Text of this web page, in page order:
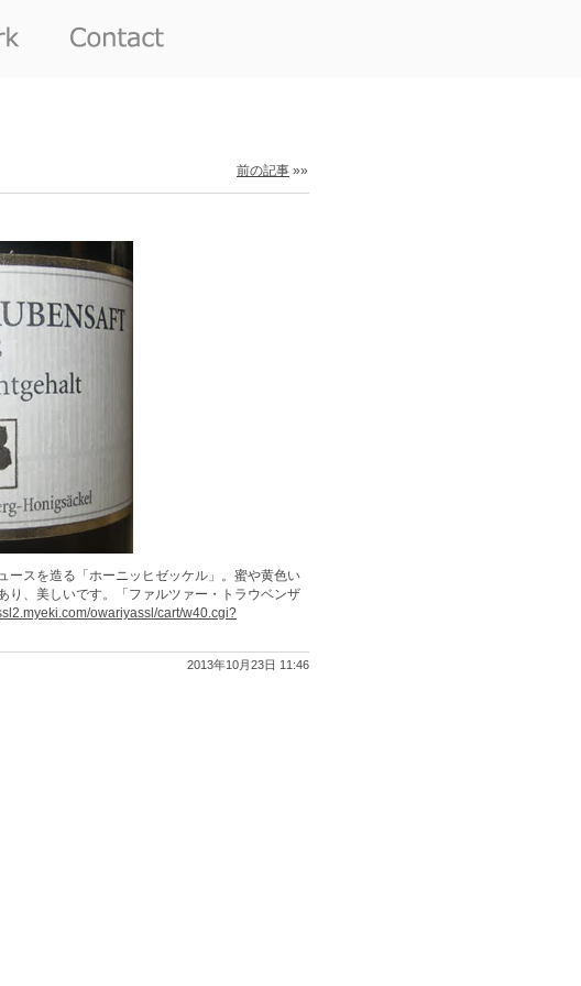
前の記事 »»
ースを造る「ホーニッヒゼッケル」。蜜や黄色い
、美しいです。「ファルツァー・トラウベンザ
owariyassl/cart/w40.cgi?
2013年10月23日 11:46